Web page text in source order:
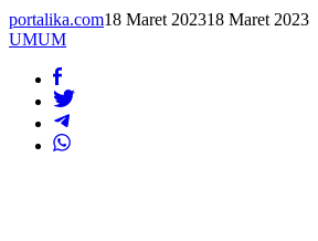
portalika.com18 Maret 202318 Maret 2023
UMUM